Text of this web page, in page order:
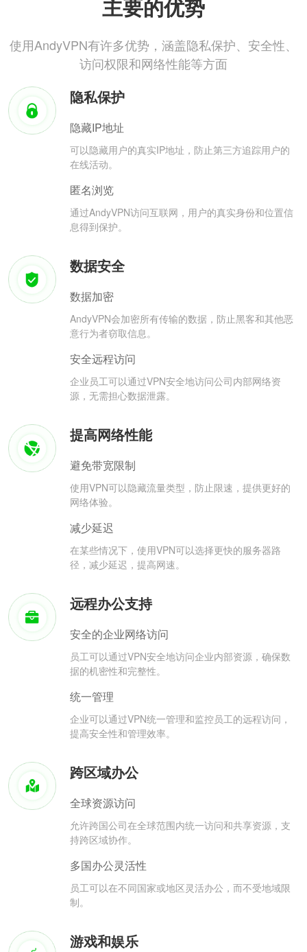
主要的优势
使用AndyVPN有许多优势，涵盖隐私保护、安全性、
访问权限和网络性能等方面
隐私保护
隐藏IP地址
可以隐藏用户的真实IP地址，防止第三方追踪用户的
在线活动。
匿名浏览
通过AndyVPN访问互联网，用户的真实身份和位置信
息得到保护。
数据安全
数据加密
AndyVPN会加密所有传输的数据，防止黑客和其他恶
意行为者窃取信息。
安全远程访问
企业员工可以通过VPN安全地访问公司内部网络资
源，无需担心数据泄露。
提高网络性能
避免带宽限制
使用VPN可以隐藏流量类型，防止限速，提供更好的
网络体验。
减少延迟
在某些情况下，使用VPN可以选择更快的服务器路
径，减少延迟，提高网速。
远程办公支持
安全的企业网络访问
员工可以通过VPN安全地访问企业内部资源，确保数
据的机密性和完整性。
统一管理
企业可以通过VPN统一管理和监控员工的远程访问，
提高安全性和管理效率。
跨区域办公
全球资源访问
允许跨国公司在全球范围内统一访问和共享资源，支
持跨区域协作。
多国办公灵活性
员工可以在不同国家或地区灵活办公，而不受地域限
制。
游戏和娱乐